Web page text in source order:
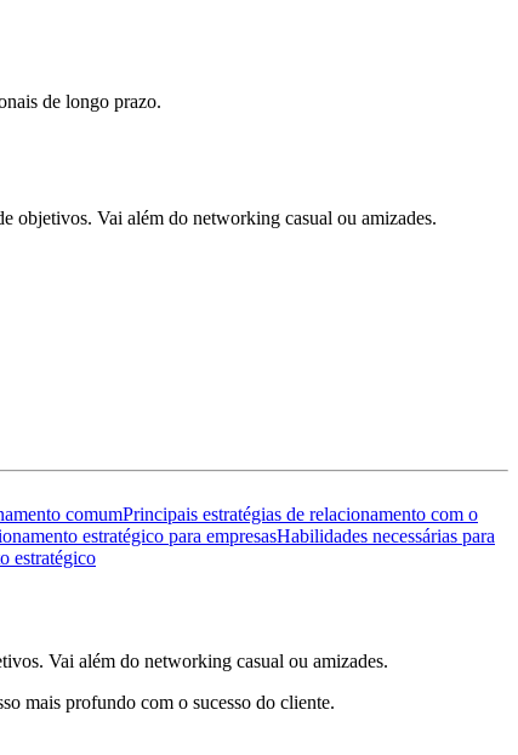
de longo prazo.
objetivos. Vai além do networking casual ou amizades.
comumPrincipais estratégias de relacionamento com o
estratégico para empresasHabilidades necessárias para
estratégico
Vai além do networking casual ou amizades.
mais profundo com o sucesso do cliente.